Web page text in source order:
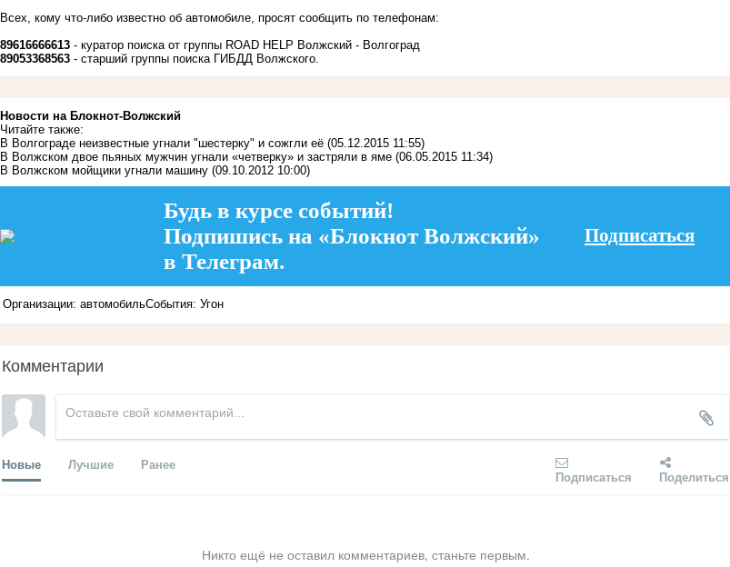
Всех, кому что-либо известно об автомобиле, просят сообщить по телефонам:
89616666613 - куратор поиска от группы ROAD HELP Волжский - Волгоград
89053368563 - старший группы поиска ГИБДД Волжского.
Новости на Блoкнoт-Волжский
Читайте также:
В Волгограде неизвестные угнали "шестерку" и сожгли её (05.12.2015 11:55)
В Волжском двое пьяных мужчин угнали «четверку» и застряли в яме (06.05.2015 11:34)
В Волжском мойщики угнали машину (09.10.2012 10:00)
Будь в курсе событий!
Подпишись на «Блокнот Волжский»
в Телеграм.
Подписаться
Организации: автомобильСобытия: Угон
Комментарии
Новые Лучшие Ранее
Подписаться Поделиться
Никто ещё не оставил комментариев, станьте первым.